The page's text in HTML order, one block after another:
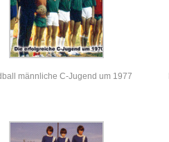
männliche C-Jugend um 1977